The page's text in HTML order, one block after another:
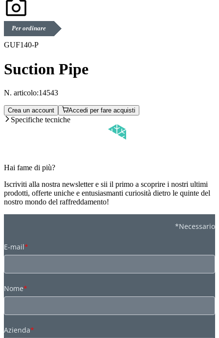
Per ordinare
GUF140-P
Suction Pipe
N. articolo:14543
Crea un account Accedi per fare acquisti
Specifiche tecniche
Hai fame di più?
Iscriviti alla nostra newsletter e sii il primo a scoprire i nostri ultimi
prodotti, offerte uniche e entusiasmanti curiosità dietro le quinte del
nostro mondo del raffreddamento!
*Necessario
E-mail*
Nome*
Azienda*